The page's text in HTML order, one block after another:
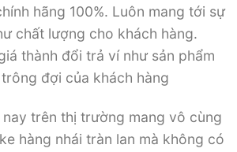
hãng 100%. Luôn mang tới sự
chất lượng cho khách hàng.
thành đổi trả ví như sản phẩm
đợi của khách hàng
nay trên thị trường mang vô cùng
hàng nhái tràn lan mà không có